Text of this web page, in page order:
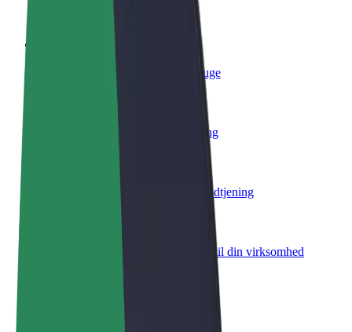
Lever mad og få udbetaling hver uge
Nå flere kunder og øg din indtjening
Tilføj din flåde til Bolt, og øg din indtjening
Bolt-produkter og tjenester skaleret til din virksomhed